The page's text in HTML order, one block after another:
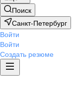
Поиск
Санкт-Петербург
Войти
Войти
Создать резюме